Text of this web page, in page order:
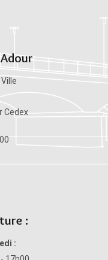
Cedex
:
: